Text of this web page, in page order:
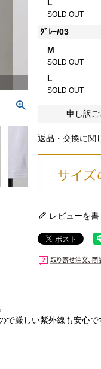
L
SOLD OUT
ｸﾞﾚｰ/03
M
SOLD OUT
L
SOLD OUT
申し訳
返品・交換に関
レビューを書
で厳しい紫外線も安心で